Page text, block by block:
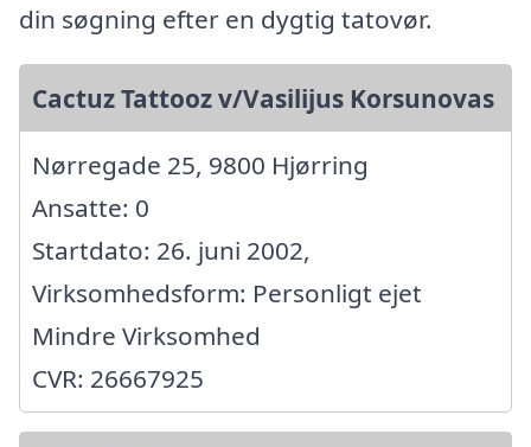
din søgning efter en dygtig tatovør.
Cactuz Tattooz v/Vasilijus Korsunovas
Nørregade 25, 9800 Hjørring
Ansatte: 0
Startdato: 26. juni 2002,
Virksomhedsform: Personligt ejet
Mindre Virksomhed
CVR: 26667925